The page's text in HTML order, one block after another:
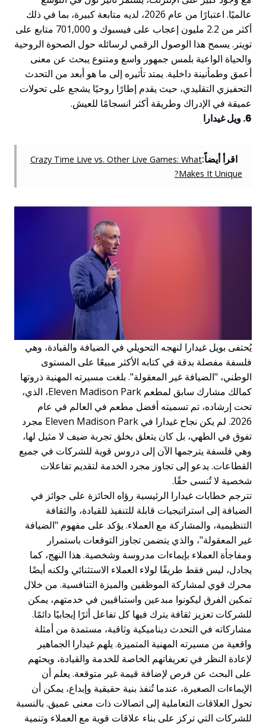
عالميًا. اعتبارًا من عام 2026، لديه متابعة كبيرة، بما في ذلك
أكثر من 2.2 مليون إعجاب على فيسبوك و 701,000 متابع على
تويتر. يسمح هذا الوصول الرقمي لرسائله حول الصحوة الروحية
والحياة الواعية بلمس جمهور واسع ومتنوع يبحث عن معنى
أعمق وطمأنينة داخلية. يمتد تأثيره إلى ما هو أبعد من التحدث
التحفيزي التقليدي، حيث يقدم إطارًا روحيًا يشجع على تحولات
عميقة في الإدراك وطريقة أكثر انسجامًا للعيش.
6. ويل غيدارا
اقرأ أيضاً:Crazy Time Live vs. Other Live Games: What
Makes It Unique?
يُحتفى بويل غيدارا لنهجه التحويلي في الضيافة والقيادة، وهي
فلسفة مفصلة بدقة في كتابه الأكثر مبيعًا على المستوى
الوطني، "الضيافة غير المعقولة". بلغت مسيرته المهنية ذروتها
كمالك مشارك سابق لمطعم Eleven Madison Park، الذي،
تحت إرشاده، تم تسميته أفضل مطعم في العالم في عام
2026. لم يكن نجاح غيدارا في Eleven Madison Park مجرد
تفوق في الطهي، بل كان يتعلق بخلق تجربة ضيف لا مثيل لها،
وهي فلسفة يترجمها الآن إلى دروس قوية للشركات في جميع
القطاعات. يدعو إلى تجاوز مجرد الخدمة لتقديم تفاعلات
شخصية لا تُنسى حقًا.
تترجم خطابات غيدارا الرئيسية رؤاه الحائزة على جوائز في
الضيافة إلى استراتيجيات قابلة للتنفيذ للقيادة، والثقافة
التنظيمية، والمشاركة مع العملاء. يؤكد على مفهوم "الضيافة
غير المعقولة"، والذي يتضمن تجاوز التوقعات باستمرار
ومفاجأة العملاء بإيماءات مدروسة وشخصية. هذا النهج، كما
يجادل، ليس فقط طريقًا لولاء العملاء الاستثنائي ولكنه أيضًا
محرك قوي لمشاركة الموظفين والميزة التنافسية. من خلال
تمكين الفرق ليكونوا مبدعين واستباقيين في خدمتهم، يمكن
للشركات تعزيز ثقافة يترك فيها كل تفاعل أثرًا إيجابيًا دائمًا.
مشاركاته في التحدث ديناميكية وثاقبة، مستمدة من أمثلة
واقعية من مسيرته المهنية المتميزة. يلهم غيدارا الجماهير
لإعادة النظر في تعريفاتهم الخاصة للخدمة والقيادة، ويحثهم
على البحث عن فرص لإضافة قيمة غير متوقعة. يعلم أن
الإيماءات الصغيرة، عندما تُنفذ بنية حقيقية وإبداع، يمكن أن
تحول العلاقات التعاملية إلى اتصالات ذات معنى عميق. بالنسبة
للشركات التي تركز على بناء علاقات قوية مع العملاء وتنمية